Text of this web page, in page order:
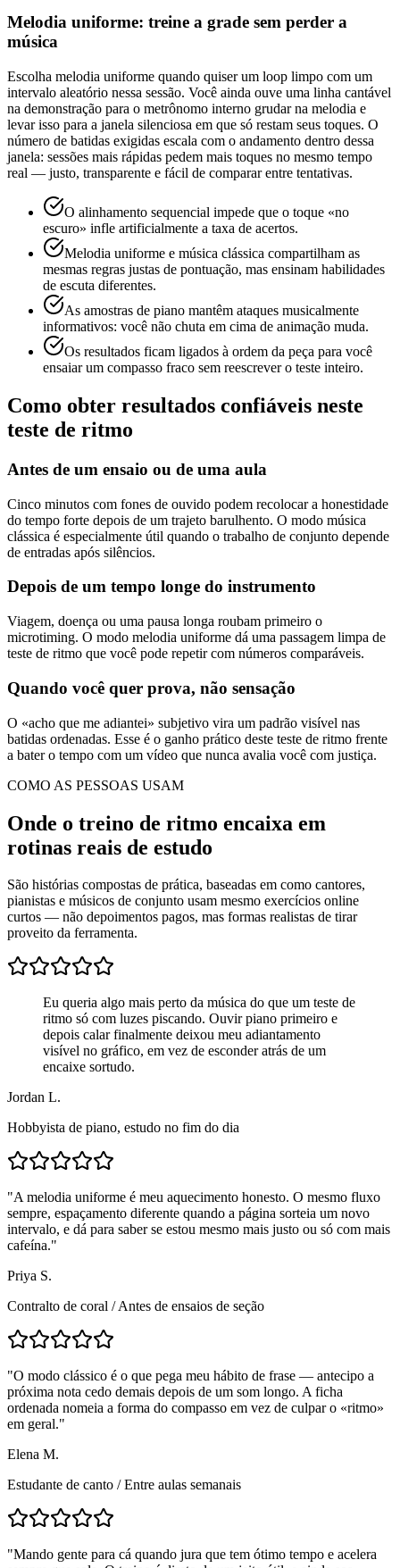
Melodia uniforme: treine a grade sem perder a
música
Escolha melodia uniforme quando quiser um loop limpo com um
intervalo aleatório nessa sessão. Você ainda ouve uma linha cantável
na demonstração para o metrônomo interno grudar na melodia e
levar isso para a janela silenciosa em que só restam seus toques. O
número de batidas exigidas escala com o andamento dentro dessa
janela: sessões mais rápidas pedem mais toques no mesmo tempo
real — justo, transparente e fácil de comparar entre tentativas.
O alinhamento sequencial impede que o toque «no
escuro» infle artificialmente a taxa de acertos.
Melodia uniforme e música clássica compartilham as
mesmas regras justas de pontuação, mas ensinam habilidades
de escuta diferentes.
As amostras de piano mantêm ataques musicalmente
informativos: você não chuta em cima de animação muda.
Os resultados ficam ligados à ordem da peça para você
ensaiar um compasso fraco sem reescrever o teste inteiro.
Como obter resultados confiáveis neste
teste de ritmo
Antes de um ensaio ou de uma aula
Cinco minutos com fones de ouvido podem recolocar a honestidade
do tempo forte depois de um trajeto barulhento. O modo música
clássica é especialmente útil quando o trabalho de conjunto depende
de entradas após silêncios.
Depois de um tempo longe do instrumento
Viagem, doença ou uma pausa longa roubam primeiro o
microtiming. O modo melodia uniforme dá uma passagem limpa de
teste de ritmo que você pode repetir com números comparáveis.
Quando você quer prova, não sensação
O «acho que me adiantei» subjetivo vira um padrão visível nas
batidas ordenadas. Esse é o ganho prático deste teste de ritmo frente
a bater o tempo com um vídeo que nunca avalia você com justiça.
COMO AS PESSOAS USAM
Onde o treino de ritmo encaixa em
rotinas reais de estudo
São histórias compostas de prática, baseadas em como cantores,
pianistas e músicos de conjunto usam mesmo exercícios online
curtos — não depoimentos pagos, mas formas realistas de tirar
proveito da ferramenta.
Eu queria algo mais perto da música do que um teste de
ritmo só com luzes piscando. Ouvir piano primeiro e
depois calar finalmente deixou meu adiantamento
visível no gráfico, em vez de esconder atrás de um
encaixe sortudo.
Jordan L.
Hobbyista de piano, estudo no fim do dia
"A melodia uniforme é meu aquecimento honesto. O mesmo fluxo
sempre, espaçamento diferente quando a página sorteia um novo
intervalo, e dá para saber se estou mesmo mais justo ou só com mais
cafeína."
Priya S.
Contralto de coral /Antes de ensaios de seção
"O modo clássico é o que pega meu hábito de frase — antecipo a
próxima nota cedo demais depois de um som longo. A ficha
ordenada nomeia a forma do compasso em vez de culpar o «ritmo»
em geral."
Elena M.
Estudante de canto /Entre aulas semanais
"Mando gente para cá quando jura que tem ótimo tempo e acelera